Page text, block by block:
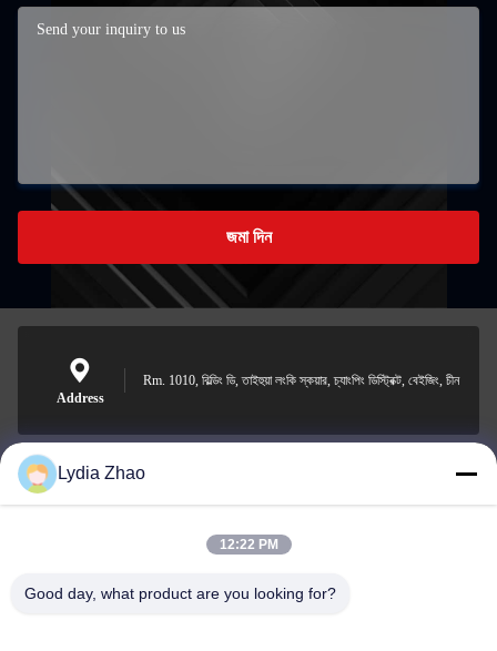
জমা দিন
Address
Rm. 1010, বিল্ডিং ডি, তাইহুয়া লংকি স্কয়ার, চ্যাংপিং ডিস্ট্রিক্ট, বেইজিং, চীন
jesingd@vip.sina.com
Lydia Zhao
12:22 PM
Good day, what product are you looking for?